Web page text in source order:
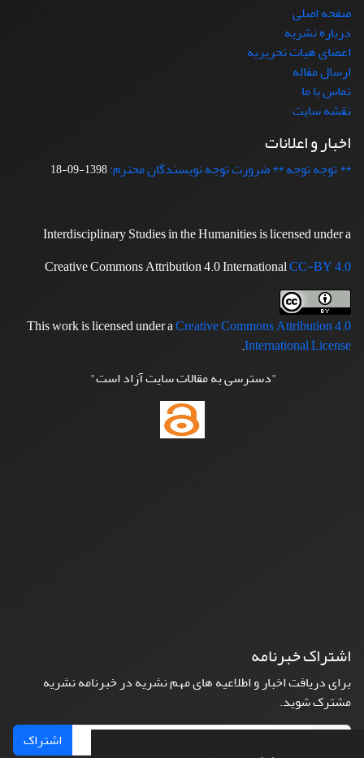
صفحه اصلی
درباره نشریه
اعضای هیات تحریریه
ارسال مقاله
تماس با ما
نقشه سایت
اخبار و اعلانات
** توجه توجه ** ضرورت توجه نویسندگان محترم:1398-09-18
Interdisciplinary Studies in the Humanities is licensed under a
Creative Commons Attribution 4.0 InternationalCC-BY 4.0
This work is licensed under aCreative Commons Attribution 4.0
International License
.
"دسترسی به مقالات سایت آزاد است"
اشتراک خبرنامه
برای دریافت اخبار و اطلاعیه های مهم نشریه در خبرنامه نشریه
مشترک شوید.
اشتراک